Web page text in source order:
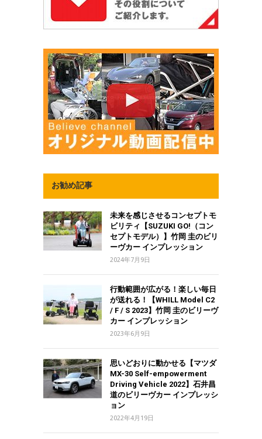
お勧め記事
未来を感じさせるコンセプトモ
ビリティ【SUZUKI GO!（コン
セプトモデル）】竹岡 圭のビリ
ーヴカー インプレッション
2024年7月9日
行動範囲が広がる！楽しい毎日
が送れる！【WHILL Model C2
/ F / S 2023】竹岡 圭のビリーヴ
カー インプレッション
2023年6月9日
思いどおりに動かせる【マツダ
MX-30 Self-empowerment
Driving Vehicle 2022】石井昌
道のビリーヴカー インプレッシ
ョン
2022年4月19日